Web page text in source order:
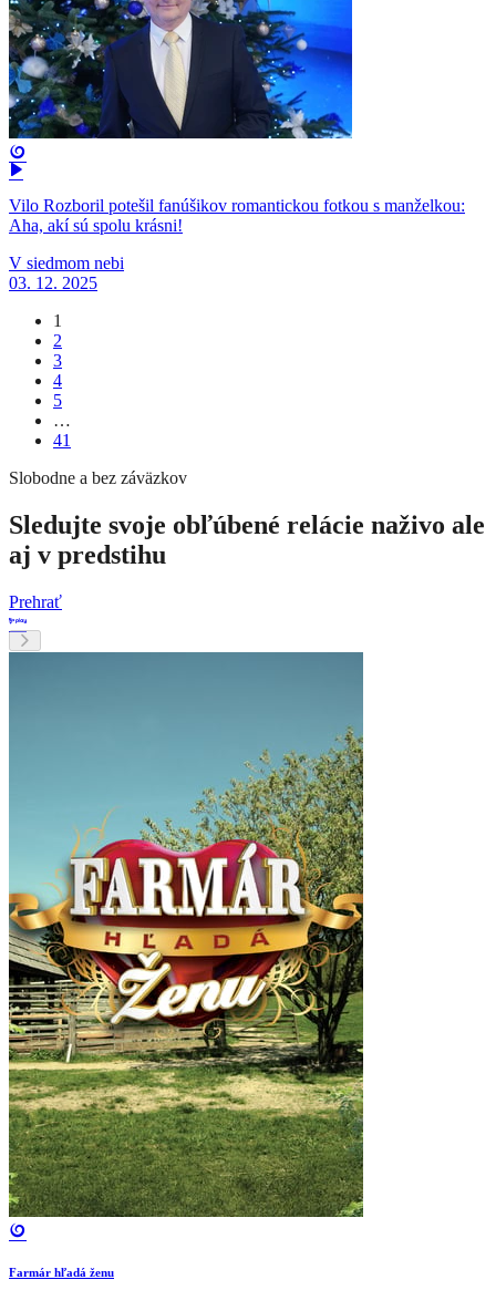
Vilo Rozboril potešil fanúšikov romantickou fotkou s manželkou:
Aha, akí sú spolu krásni!
V siedmom nebi
03. 12. 2025
1
2
3
4
5
…
41
Slobodne a bez záväzkov
Sledujte svoje obľúbené relácie naživo ale
aj v predstihu
Prehrať
Farmár hľadá ženu